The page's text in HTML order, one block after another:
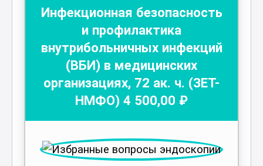
Инфекционная безопасность
и профилактика
внутрибольничных инфекций
(ВБИ) в медицинских
организациях, 72 ак. ч. (ЗЕТ-
НМФО) 4 500,00 ₽